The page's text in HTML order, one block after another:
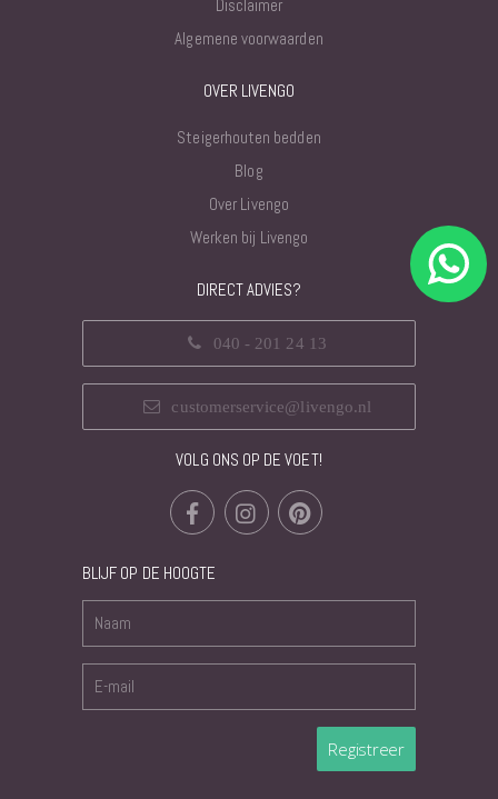
Disclaimer
Algemene voorwaarden
OVER LIVENGO
Steigerhouten bedden
Blog
Over Livengo
Werken bij Livengo
DIRECT ADVIES?
040 - 201 24 13
customerservice@livengo.nl
VOLG ONS OP DE VOET!
BLIJF OP DE HOOGTE
Registreer